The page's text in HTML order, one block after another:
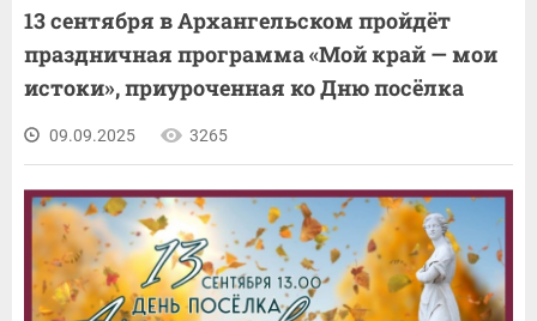
13 сентября в Архангельском пройдёт
праздничная программа «Мой край — мои
истоки», приуроченная ко Дню посёлка
09.09.2025 3265